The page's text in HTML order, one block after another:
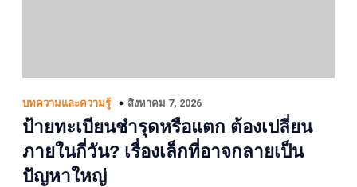
บทความและความรู้ สิงหาคม 7, 2026
ป้ายทะเบียนชำรุดหรือแตก ต้องเปลี่ยน
ภายในกี่วัน? เรื่องเล็กที่อาจกลายเป็น
ปัญหาใหญ่